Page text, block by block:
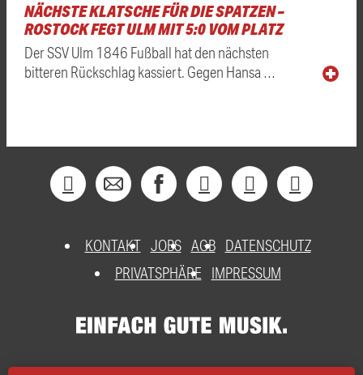
NÄCHSTE KLATSCHE FÜR DIE SPATZEN –
ROSTOCK FEGT ULM MIT 5:0 VOM PLATZ
Der SSV Ulm 1846 Fußball hat den nächsten
bitteren Rückschlag kassiert. Gegen Hansa …
KONTAKT JOBS AGB DATENSCHUTZ
PRIVATSPHÄRE
IMPRESSUM